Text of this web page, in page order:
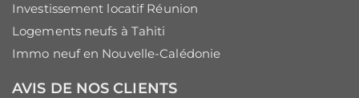
Investissement locatif Réunion
Logements neufs à Tahiti
Immo neuf en Nouvelle-Calédonie
AVIS DE NOS CLIENTS